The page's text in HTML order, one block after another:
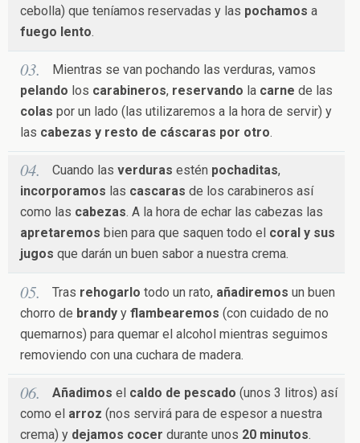
cebolla) que teníamos reservadas y las pochamos a
fuego lento.
Mientras se van pochando las verduras, vamos
pelando los carabineros, reservando la carne de las
colas por un lado (las utilizaremos a la hora de servir) y
las cabezas y resto de cáscaras por otro.
Cuando las verduras estén pochaditas,
incorporamos las cascaras de los carabineros así
como las cabezas. A la hora de echar las cabezas las
apretaremos bien para que saquen todo el coral y sus
jugos que darán un buen sabor a nuestra crema.
Tras rehogarlo todo un rato, añadiremos un buen
chorro de brandy y flambearemos (con cuidado de no
quemarnos) para quemar el alcohol mientras seguimos
removiendo con una cuchara de madera.
Añadimos el caldo de pescado (unos 3 litros) así
como el arroz (nos servirá para de espesor a nuestra
crema) y dejamos cocer durante unos 20 minutos.